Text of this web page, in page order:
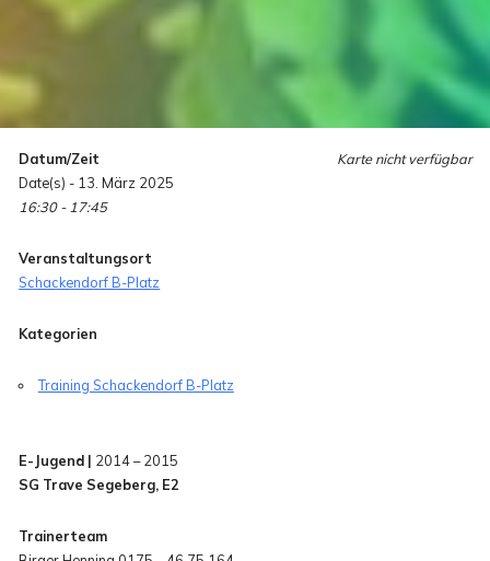
Karte nicht verfügbar
Datum/Zeit
Date(s) - 13. März 2025
16:30 - 17:45
Veranstaltungsort
Schackendorf B-Platz
Kategorien
Training Schackendorf B-Platz
E-Jugend | 2014 – 2015
SG Trave Segeberg, E2
Trainerteam